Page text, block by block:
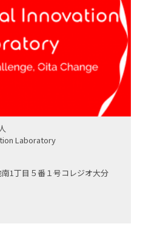
Laboratory
1丁目５番１号コレジオ大分